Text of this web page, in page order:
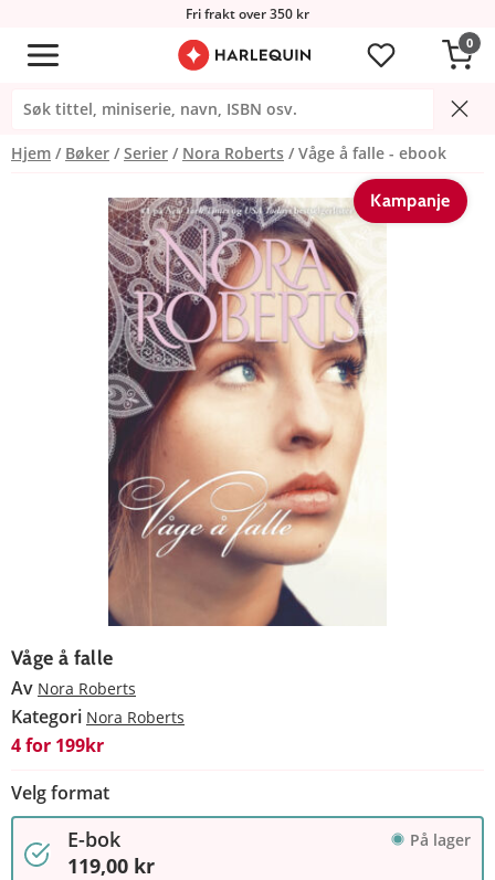
Fri frakt over 350 kr
0
Hjem Bøker Serier Nora Roberts Våge å falle - ebook
Kampanje
Våge å falle
Av Nora Roberts
Kategori Nora Roberts
4 for 199kr
Velg format
E-bok På lager
119,00 kr